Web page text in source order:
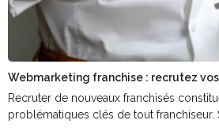
Webmarketing franchise : recrutez
Recruter de nouveaux franchisés
problématiques clés de tout franchiseur.